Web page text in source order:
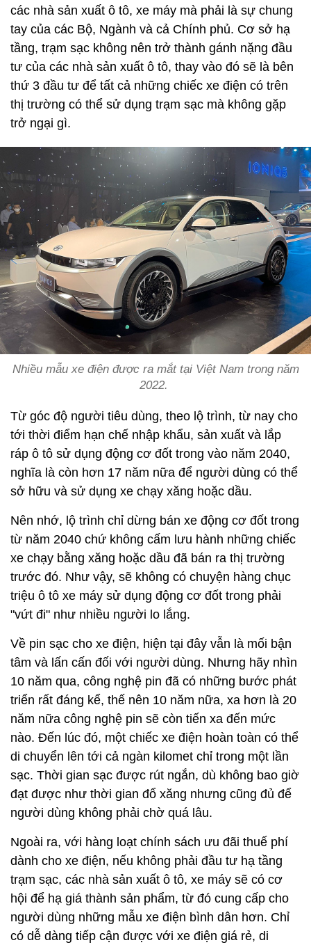
các nhà sản xuất ô tô, xe máy mà phải là sự chung
tay của các Bộ, Ngành và cả Chính phủ. Cơ sở hạ
tầng, trạm sạc không nên trở thành gánh nặng đầu
tư của các nhà sản xuất ô tô, thay vào đó sẽ là bên
thứ 3 đầu tư để tất cả những chiếc xe điện có trên
thị trường có thể sử dụng trạm sạc mà không gặp
trở ngại gì.
Nhiều mẫu xe điện được ra mắt tại Việt Nam trong năm
2022.
Từ góc độ người tiêu dùng, theo lộ trình, từ nay cho
tới thời điểm hạn chế nhập khẩu, sản xuất và lắp
ráp ô tô sử dụng động cơ đốt trong vào năm 2040,
nghĩa là còn hơn 17 năm nữa để người dùng có thể
sở hữu và sử dụng xe chạy xăng hoặc dầu.
Nên nhớ, lộ trình chỉ dừng bán xe động cơ đốt trong
từ năm 2040 chứ không cấm lưu hành những chiếc
xe chạy bằng xăng hoặc dầu đã bán ra thị trường
trước đó. Như vậy, sẽ không có chuyện hàng chục
triệu ô tô xe máy sử dụng động cơ đốt trong phải
"vứt đi" như nhiều người lo lắng.
Về pin sạc cho xe điện, hiện tại đây vẫn là mối bận
tâm và lấn cấn đối với người dùng. Nhưng hãy nhìn
10 năm qua, công nghệ pin đã có những bước phát
triển rất đáng kể, thế nên 10 năm nữa, xa hơn là 20
năm nữa công nghệ pin sẽ còn tiến xa đến mức
nào. Đến lúc đó, một chiếc xe điện hoàn toàn có thể
di chuyển lên tới cả ngàn kilomet chỉ trong một lần
sạc. Thời gian sạc được rút ngắn, dù không bao giờ
đạt được như thời gian đổ xăng nhưng cũng đủ để
người dùng không phải chờ quá lâu.
Ngoài ra, với hàng loạt chính sách ưu đãi thuế phí
dành cho xe điện, nếu không phải đầu tư hạ tầng
trạm sạc, các nhà sản xuất ô tô, xe máy sẽ có cơ
hội để hạ giá thành sản phẩm, từ đó cung cấp cho
người dùng những mẫu xe điện bình dân hơn. Chỉ
có dễ dàng tiếp cận được với xe điện giá rẻ, di